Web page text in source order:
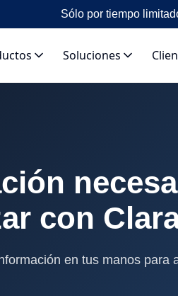
Sólo por tiempo
Soluciones
con
en tus manos para